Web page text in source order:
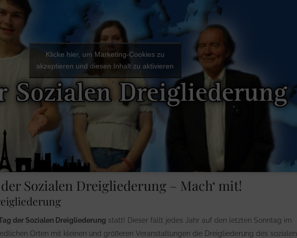
Klicke hier, um Marketing-Cookies zu
akzeptieren und diesen Inhalt zu aktivieren
Sozialen Dreigliederung – Mach‘ mit!
der Sozialen Dreigliederung statt! Dieser fällt jedes Jahr auf den letzten Sonntag im
Orten mit kleinen und größeren Veranstaltungen die Dreigliederung des sozialen